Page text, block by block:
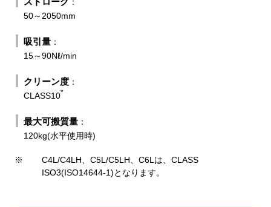
50～2050mm
吸引量 ：
15～90Nℓ/min
クリーン度 ：
CLASS10*
最大可搬質量 ：
120kg(水平使用時)
※
C4L/C4LH、C5L/C5LH、C6Lは、CLASS
ISO3(ISO14644-1)となります。